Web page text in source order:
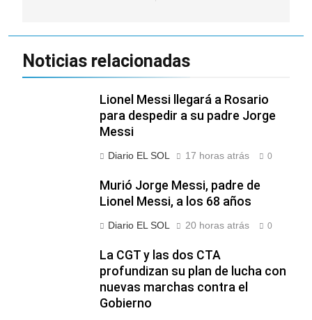
Noticias relacionadas
Lionel Messi llegará a Rosario
para despedir a su padre Jorge
Messi
Diario EL SOL 17 horas atrás 0
Murió Jorge Messi, padre de
Lionel Messi, a los 68 años
Diario EL SOL 20 horas atrás 0
La CGT y las dos CTA
profundizan su plan de lucha con
nuevas marchas contra el
Gobierno